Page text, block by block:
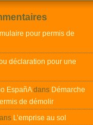
pour permis de
déclaration pour une
EspañAdans Démarche
de démolir
L’emprise au sol